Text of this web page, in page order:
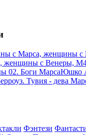
с Марса, женщины с
женщины с Венеры,
02. Боги МарсаЮшко
Тувия - дева
Фэнтези